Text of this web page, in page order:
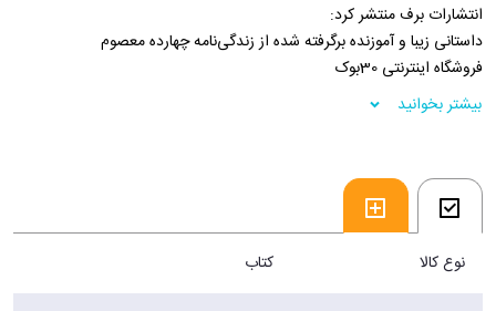
انتشارات برف منتشر کرد:
داستانی زیبا و آموزنده برگرفته شده از زندگی‌نامه چهارده معصوم
فروشگاه اینترنتی 30بوک
بیشتر بخوانید
نوع کالا کتاب